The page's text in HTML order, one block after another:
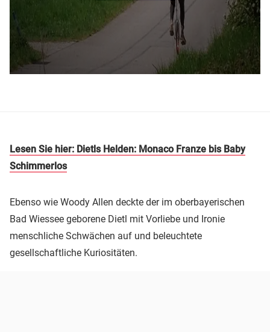
Lesen Sie hier: Dietls Helden: Monaco Franze bis Baby
Schimmerlos
Ebenso wie Woody Allen deckte der im oberbayerischen
Bad Wiessee geborene Dietl mit Vorliebe und Ironie
menschliche Schwächen auf und beleuchtete
gesellschaftliche Kuriositäten.